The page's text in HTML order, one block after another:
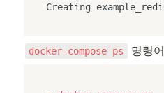
Creating
docker-compose ps 명령